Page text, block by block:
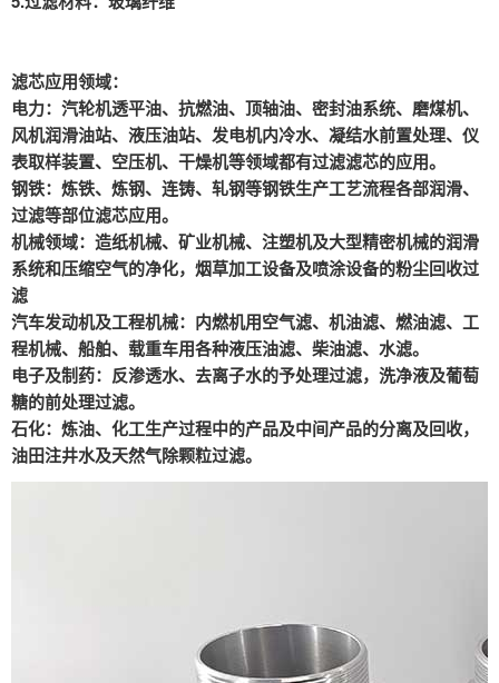
滤芯应用领域：
电力：汽轮机透平油、抗燃油、顶轴油、密封油系统、磨煤机、
风机润滑油站、液压油站、发电机内冷水、凝结水前置处理、仪
表取样装置、空压机、干燥机等领域都有过滤滤芯的应用。
钢铁：炼铁、炼钢、连铸、轧钢等钢铁生产工艺流程各部润滑、
过滤等部位滤芯应用。
机械领域：造纸机械、矿业机械、注塑机及大型精密机械的润滑
系统和压缩空气的净化，烟草加工设备及喷涂设备的粉尘回收过
滤
汽车发动机及工程机械：内燃机用空气滤、机油滤、燃油滤、工
程机械、船舶、载重车用各种液压油滤、柴油滤、水滤。
电子及制药：反渗透水、去离子水的予处理过滤，洗净液及葡萄
糖的前处理过滤。
石化：炼油、化工生产过程中的产品及中间产品的分离及回收，
油田注井水及天然气除颗粒过滤。